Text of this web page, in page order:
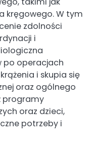
kręgowego. W tym
zdolności
i
operacjach
i skupia się
oraz ogólnego
programy
oraz dzieci,
potrzeby i